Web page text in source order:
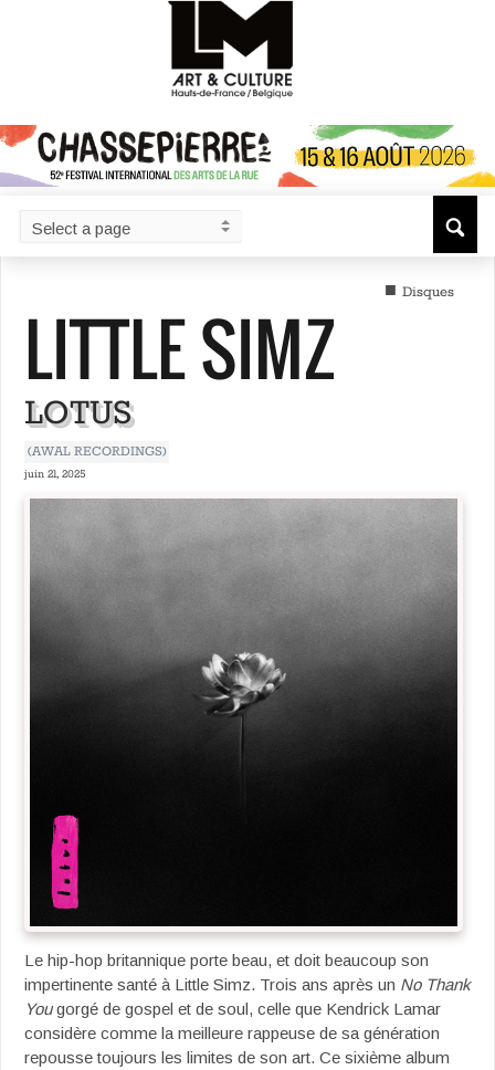
■ Disques
LITTLE SIMZ
LOTUS
(AWAL RECORDINGS)
juin 21, 2025
Le hip-hop britannique porte beau, et doit beaucoup son
impertinente santé à Little Simz. Trois ans après un No Thank
Yougorgé de gospel et de soul, celle que Kendrick Lamar
considère comme la meilleure rappeuse de sa génération
repousse toujours les limites de son art. Ce sixième album